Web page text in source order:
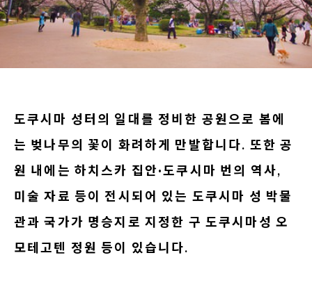
도쿠시마 성터의 일대를 정비한 공원으로 봄에
는 벚나무의 꽃이 화려하게 만발합니다. 또한 공
원 내에는 하치스카 집안·도쿠시마 번의 역사,
미술 자료 등이 전시되어 있는 도쿠시마 성 박물
관과 국가가 명승지로 지정한 구 도쿠시마성 오
모테고텐 정원 등이 있습니다.